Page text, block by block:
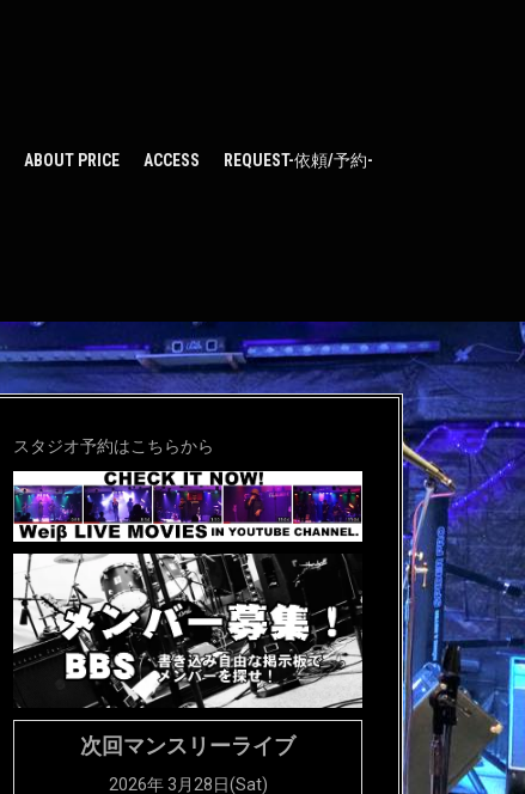
ABOUT PRICE ACCESS REQUEST-依頼/予約-
スタジオ予約はこちらから
次回マンスリーライブ
2026年 3月28日(Sat)